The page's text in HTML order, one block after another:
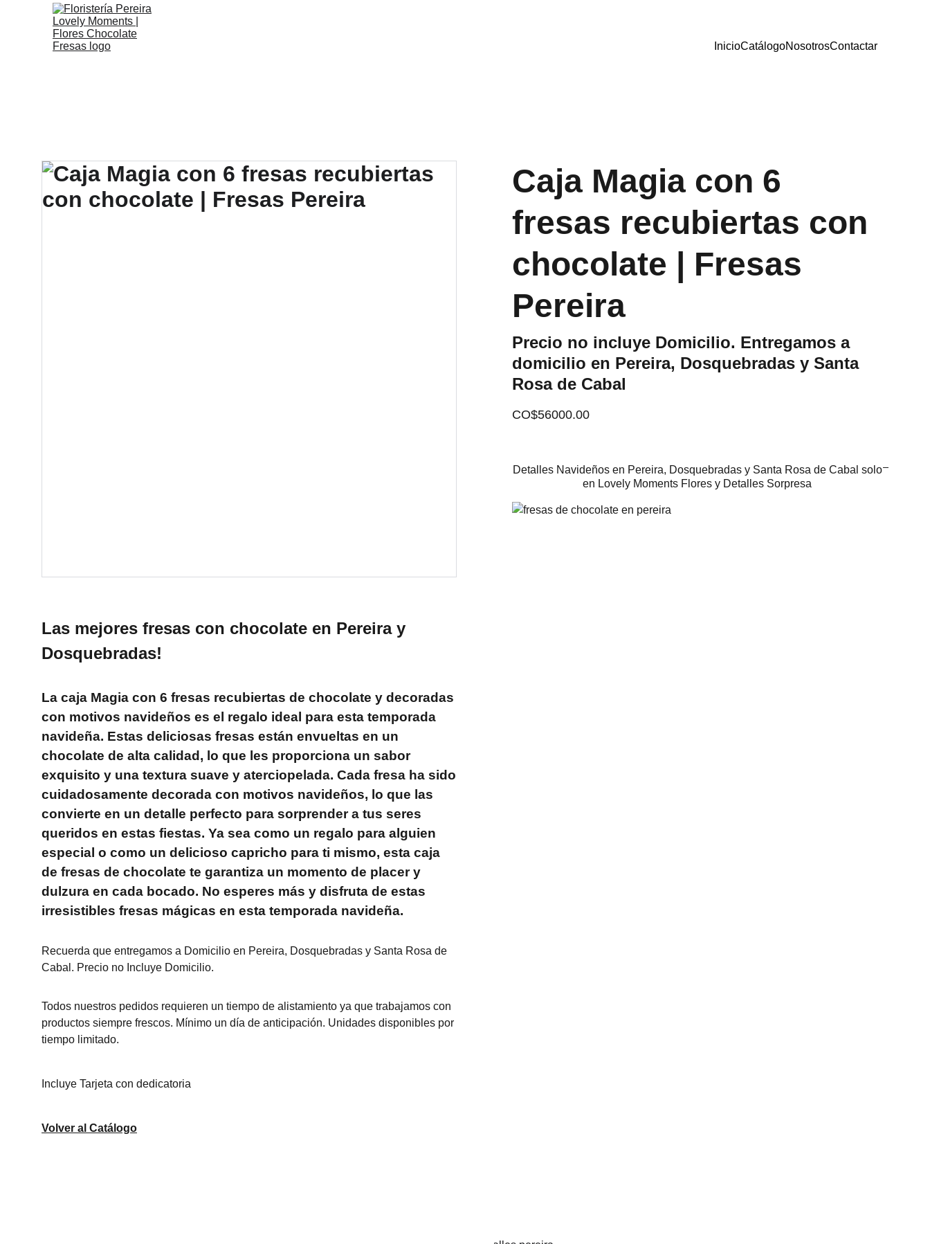
InicioCatálogoNosotrosContactar
Las mejores fresas con chocolate en Pereira y
Dosquebradas!
La caja Magia con 6 fresas recubiertas de chocolate y decoradas
con motivos navideños es el regalo ideal para esta temporada
navideña. Estas deliciosas fresas están envueltas en un
chocolate de alta calidad, lo que les proporciona un sabor
exquisito y una textura suave y aterciopelada. Cada fresa ha sido
cuidadosamente decorada con motivos navideños, lo que las
convierte en un detalle perfecto para sorprender a tus seres
queridos en estas fiestas. Ya sea como un regalo para alguien
especial o como un delicioso capricho para ti mismo, esta caja
de fresas de chocolate te garantiza un momento de placer y
dulzura en cada bocado. No esperes más y disfruta de estas
irresistibles fresas mágicas en esta temporada navideña.
Recuerda que entregamos a Domicilio en Pereira, Dosquebradas y Santa Rosa de
Cabal. Precio no Incluye Domicilio.
Todos nuestros pedidos requieren un tiempo de alistamiento ya que trabajamos con
productos siempre frescos. Mínimo un día de anticipación. Unidades disponibles por
tiempo limitado.
Incluye Tarjeta con dedicatoria
Volver al Catálogo
Caja Magia con 6
fresas recubiertas con
chocolate | Fresas
Pereira
Precio no incluye Domicilio. Entregamos a
domicilio en Pereira, Dosquebradas y Santa
Rosa de Cabal
CO$56000.00
Detalles Navideños en Pereira, Dosquebradas y Santa Rosa de Cabal solo
en Lovely Moments Flores y Detalles Sorpresa